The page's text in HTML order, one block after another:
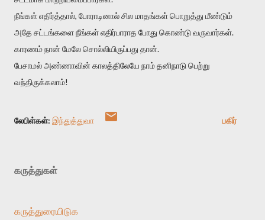
நீங்கள் எதிர்த்தால், போராடினால் சில மாதங்கள் பொறுத்து மீண்டும்
அதே சட்டங்களை நீங்கள் எதிர்பாராத போது கொண்டு வருவார்கள்.
காரணம் நான் மேலே சொல்லியிருப்பது தான்.
பேசாமல் அண்ணாவின் காலத்திலேயே நாம் தனிநாடு பெற்று
வந்திருக்கலாம்!
லேபிள்கள்: இந்துத்துவா பகிர்
கருத்துகள்
கருத்துரையிடுக